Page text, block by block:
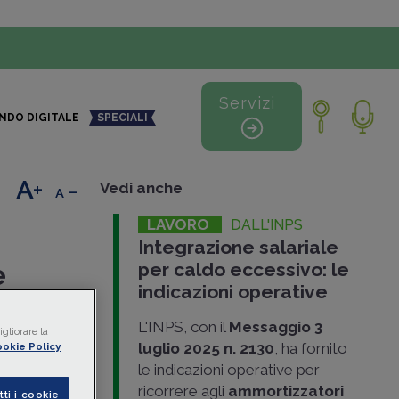
DIGITALE SPECIALI
Servizi
+ - Vedi anche
tra
,DPI
LAVORO DALL'INPS
Integrazione salariale
per caldo eccessivo: le
indicazioni operative
L'INPS, con il Messaggio 3
luglio 2025 n. 2130, ha fornito
le indicazioni operative per
ricorrere agli ammortizzatori
la
Policy
i cookie